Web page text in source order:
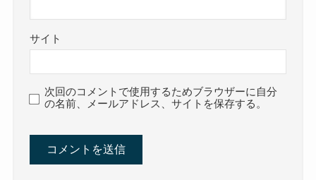
サイト
次回のコメントで使用するためブラウザーに自分
の名前、メールアドレス、サイトを保存する。